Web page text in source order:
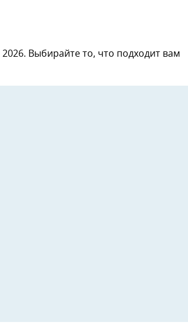
2026. Выбирайте то, что подходит вам